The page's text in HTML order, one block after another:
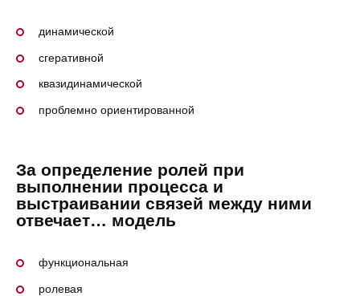
динамической
сгеративной
квазидинамической
проблемно ориентированной
За определение ролей при
выполнении процесса и
выстраивании связей между ними
отвечает… модель
функциональная
ролевая